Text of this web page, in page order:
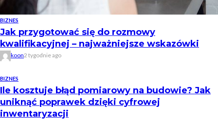
BIZNES
Jak przygotować się do rozmowy
kwalifikacyjnej – najważniejsze wskazówki
koon2 tygodnie ago
BIZNES
Ile kosztuje błąd pomiarowy na budowie? Jak
uniknąć poprawek dzięki cyfrowej
inwentaryzacji